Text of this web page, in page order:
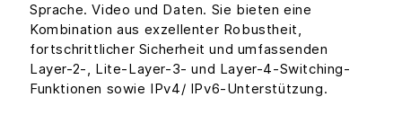
Sprache. Video und Daten. Sie bieten eine
Kombination aus exzellenter Robustheit,
fortschrittlicher Sicherheit und umfassenden
Layer-2-, Lite-Layer-3- und Layer-4-Switching-
Funktionen sowie IPv4/ IPv6-Unterstützung.